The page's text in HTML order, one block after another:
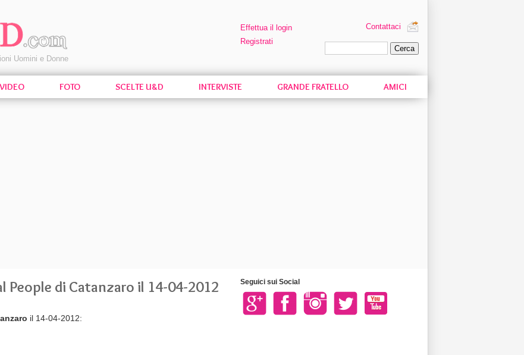
Uomini e Donne
Effettua il login
Registrati
Contattaci
VIDEO FOTO SCELTE U&D INTERVISTE GRANDE FRATELLO AMICI
People di Catanzaro il 14-04-2012
il 14-04-2012:
Seguici sui Social